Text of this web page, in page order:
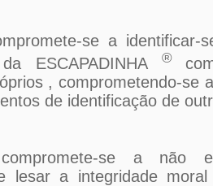
se a identificar-
ESCAPADINHA
®
, comprometendo-se
de identificação de
se a não
lesar a integridade